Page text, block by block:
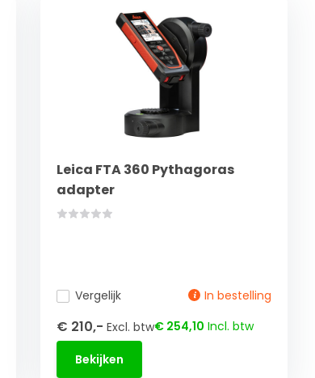
Leica FTA 360 Pythagoras
adapter
Vergelijk In bestelling
€ 210,-Excl. btw€ 254,10 Incl. btw
Bekijken